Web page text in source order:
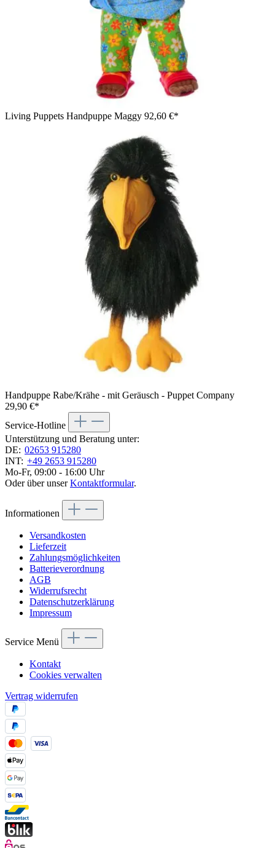
Living Puppets Handpuppe Maggy 92,60 €*
Handpuppe Rabe/Krähe - mit Geräusch - Puppet Company
29,90 €*
Service-Hotline
Unterstützung und Beratung unter:
DE: 02653 915280
INT: +49 2653 915280
Mo-Fr, 09:00 - 16:00 Uhr
Oder über unserKontaktformular.
Informationen
Versandkosten
Lieferzeit
Zahlungsmöglichkeiten
Batterieverordnung
AGB
Widerrufsrecht
Datenschutzerklärung
Impressum
Service Menü
Kontakt
Cookies verwalten
Vertrag widerrufen